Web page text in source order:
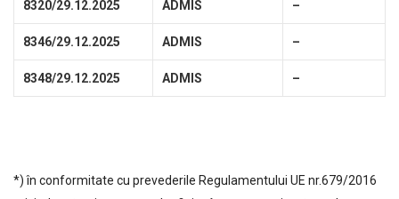
8320/29.12.2025 ADMIS –
8346/29.12.2025 ADMIS –
8348/29.12.2025 ADMIS –
*) în conformitate cu prevederile Regulamentului UE nr.679/2016